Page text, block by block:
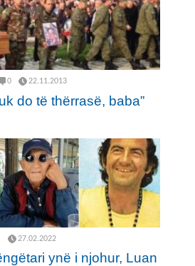
0 22.11.2013
do të thërrasë, baba”
27.02.2022
ynë i njohur, Luan